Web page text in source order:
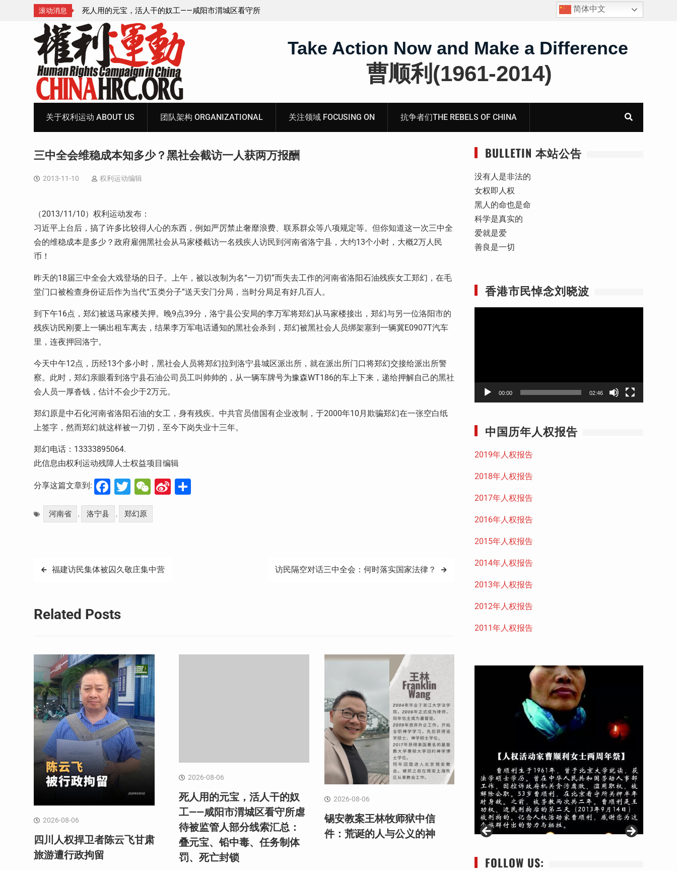
滚动消息
阳市渭城区看守所
宝、铅中毒、任务制
锡安教案王林牧师狱中信件：荒诞的人与公义的神 四川人权捍卫者陈云飞甘肃旅游遭行政拘留
简体中文
Take Action Now and Make a Difference
曹顺利(1961-2014)
关于权利运动 ABOUT US 团队架构 ORGANIZATIONAL 关注领域 FOCUSING ON 抗争者们THE REBELS OF CHINA
三中全会维稳成本知多少？黑社会截访一人获两万报酬
2013-11-10 权利运动编辑
（2013/11/10）权利运动发布：
习近平上台后，搞了许多比较得人心的东西，例如严厉禁止奢靡浪费、联系群众等八项规定等。但你知道这一次三中全
会的维稳成本是多少？政府雇佣黑社会从马家楼截访一名残疾人访民到河南省洛宁县，大约13个小时，大概2万人民
币！
昨天的18届三中全会大戏登场的日子。上午，被以改制为名“一刀切”而失去工作的河南省洛阳石油残疾女工郑幻，在毛
堂门口被检查身份证后作为当代“五类分子”送天安门分局，当时分局足有好几百人。
到下午16点，郑幻被送马家楼关押。晚9点39分，洛宁县公安局的李万军将郑幻从马家楼接出，郑幻与另一位洛阳市的
残疾访民刚要上一辆出租车离去，结果李万军电话通知的黑社会杀到，郑幻被黑社会人员绑架塞到一辆冀E0907T汽车
里，连夜押回洛宁。
今天中午12点，历经13个多小时，黑社会人员将郑幻拉到洛宁县城区派出所，就在派出所门口将郑幻交接给派出所警
察。此时，郑幻亲眼看到洛宁县石油公司员工叫帅帅的，从一辆车牌号为豫森WT186的车上下来，递给押解自己的黑社
会人员一厚沓钱，估计不会少于2万元。
郑幻原是中石化河南省洛阳石油的女工，身有残疾。中共官员借国有企业改制，于2000年10月欺骗郑幻在一张空白纸
上签字，然而郑幻就这样被一刀切，至今下岗失业十三年。
郑幻电话：13333895064.
此信息由权利运动残障人士权益项目编辑
分享这篇文章到: Facebook
Twitter
WeChat
Sina
河南省 , 洛宁县 , 郑幻原
文
导
福建访民集体被囚久敬庄集中营 访民隔空对话三中全会：何时落实国家法律？
Related Posts
2026-08-06
四川人权捍卫者陈云飞甘肃
旅游遭行政拘留
2026-08-06
死人用的元宝，活人干的奴
工——咸阳市渭城区看守所虐
待被监管人部分线索汇总：
叠元宝、铅中毒、任务制体
罚、死亡封锁
2026-08-06
锡安教案王林牧师狱中信
件：荒诞的人与公义的神
BULLETIN 本站公告
没有人是非法的
女权即人权
黑人的命也是命
科学是真实的
爱就是爱
善良是一切
香港市民悼念刘晓波
00:00 02:46
中国历年人权报告
2019年人权报告
2018年人权报告
2017年人权报告
2016年人权报告
2015年人权报告
2014年人权报告
2013年人权报告
2012年人权报告
2011年人权报告
FOLLOW US: